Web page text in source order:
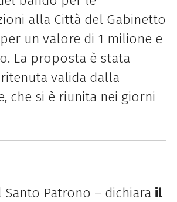
alla Città del Gabinetto
un valore di 1 milione e
La proposta è stata
valida dalla
che si è riunita nei giorni
Santo Patrono – dichiara il